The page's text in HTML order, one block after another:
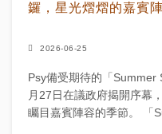
鑼，星光熠熠的嘉賓
2026-06-25
Psy備受期待的「Summer
月27日在議政府揭開序幕
矚目嘉賓陣容的季節。 「Summer Swag」演唱會以其標誌性